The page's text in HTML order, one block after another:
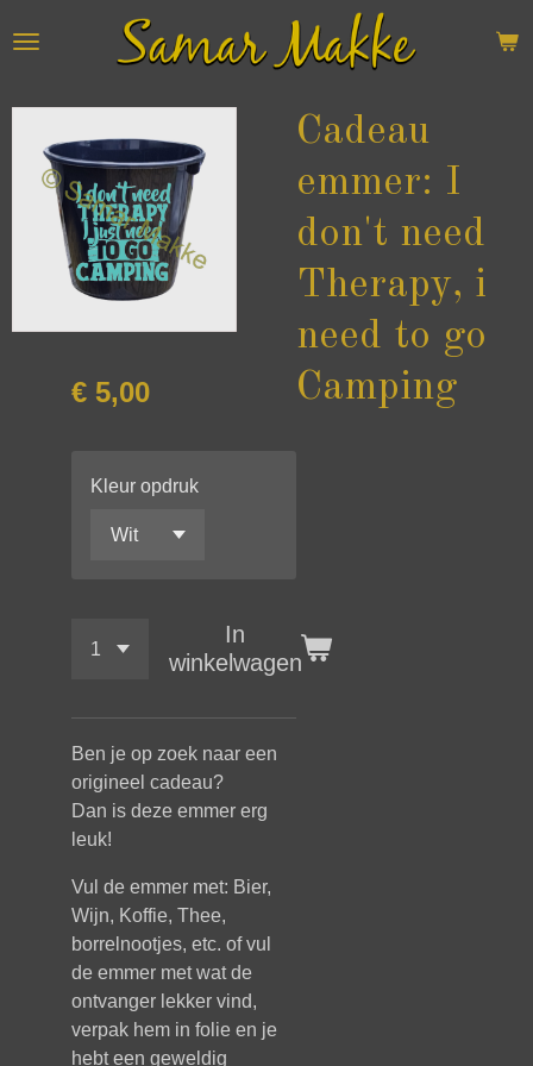
direct
de
hoofdinhoud
Cadeau
emmer: I
don't need
Therapy, i
need to go
Camping
€ 5,00
Kleur opdruk
In
winkelwagen
Ben je op zoek naar een
origineel cadeau?
Dan is deze emmer erg
leuk!
Vul de emmer met: Bier,
Wijn, Koffie, Thee,
borrelnootjes, etc. of vul
de emmer met wat de
ontvanger lekker vind,
verpak hem in folie en je
hebt een geweldig